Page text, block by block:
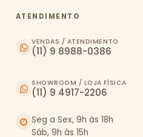
ATENDIMENTO
VENDAS / ATENDIMENTO
(11) 9 8988-0386
SHOWROOM / LOJA FÍSICA
(11) 9 4917-2206
Seg a Sex, 9h às 18h
Sáb, 9h às 15h